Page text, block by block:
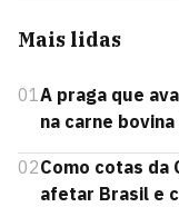
Mais lidas
01A praga que
na carne bovina
02Como cotas da
afetar Brasil e